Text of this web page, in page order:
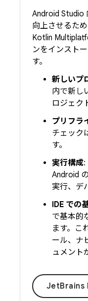
Android Studio
向上させるた
Kotlin
ンをインスト
す。
新しいプ
内で新し
ロジェク
プリフラ
チェック
す。
実行構成:
Android
実行、デ
IDE での
で基本的
ます。こ
ール、ナ
ュメント
JetBrains